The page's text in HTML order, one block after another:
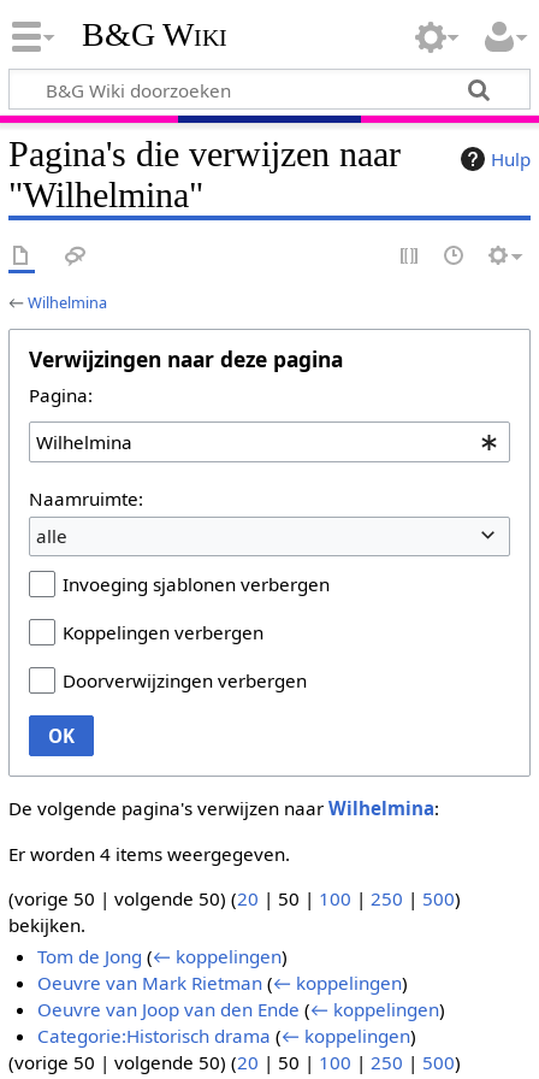
B&G Wiki
Hulp
Pagina's die verwijzen naar
"Wilhelmina"
←Wilhelmina
Verwijzingen naar deze pagina
Pagina:
Naamruimte:
alle
Invoeging sjablonen verbergen
Koppelingen verbergen
Doorverwijzingen verbergen
OK
De volgende pagina's verwijzen naar Wilhelmina:
Er worden 4 items weergegeven.
(vorige 50 | volgende 50) (20 | 50 | 100 | 250 | 500)
bekijken.
Tom de Jong (← koppelingen)
Oeuvre van Mark Rietman (← koppelingen)
Oeuvre van Joop van den Ende (← koppelingen)
Categorie:Historisch drama (← koppelingen)
(vorige 50 | volgende 50) (20 | 50 | 100 | 250 | 500)